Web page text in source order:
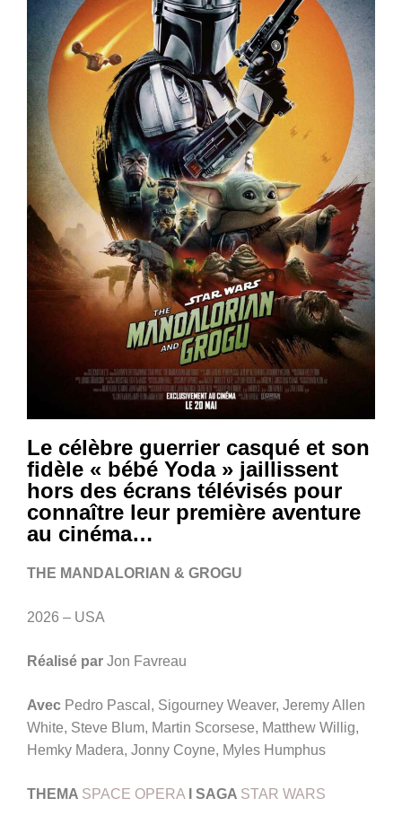
Le célèbre guerrier casqué et son
fidèle « bébé Yoda » jaillissent
hors des écrans télévisés pour
connaître leur première aventure
au cinéma…
THE MANDALORIAN & GROGU
2026 – USA
Réalisé par Jon Favreau
Avec Pedro Pascal, Sigourney Weaver, Jeremy Allen
White, Steve Blum, Martin Scorsese, Matthew Willig,
Hemky Madera, Jonny Coyne, Myles Humphus
THEMA SPACE OPERA I SAGA STAR WARS